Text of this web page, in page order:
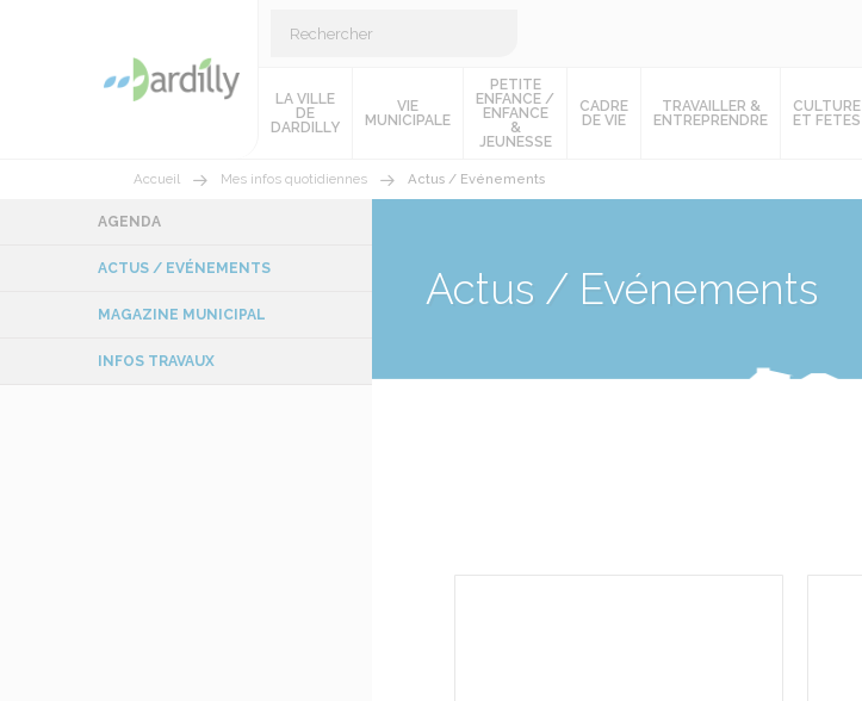
LA VILLE
DE
DARDILLY
VIE
MUNICIPALE
PETITE
ENFANCE /
ENFANCE
&
JEUNESSE
CADRE
DE VIE
TRAVAILLER &
ENTREPRENDRE
CULTURE
ET FETES
Accueil Mes infos quotidiennes Actus / Evénements
Actus / Evénements
AGENDA
ACTUS / EVÉNEMENTS
MAGAZINE MUNICIPAL
INFOS TRAVAUX